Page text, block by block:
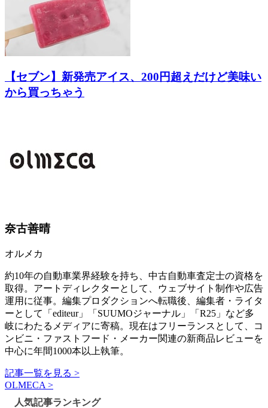
【セブン】新発売アイス、200円超えだけど美味い
から買っちゃう
奈古善晴
オルメカ
約10年の自動車業界経験を持ち、中古自動車査定士の資格を
取得。アートディレクターとして、ウェブサイト制作や広告
運用に従事。編集プロダクションへ転職後、編集者・ライタ
ーとして「editeur」「SUUMOジャーナル」「R25」など多
岐にわたるメディアに寄稿。現在はフリーランスとして、コ
ンビニ・ファストフード・メーカー関連の新商品レビューを
中心に年間1000本以上執筆。
記事一覧を見る >
OLMECA >
人気記事ランキング